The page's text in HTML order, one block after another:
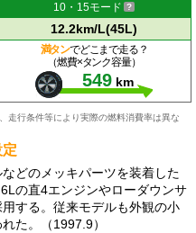
10・15モード
12.2km/L(45L)
満タンでどこまで走る？
（燃費×タンク容量）
549 km
走行条件等により実際の燃料消費率は異な
どのメッキパーツを装着した
の直4エンジンやローダウンサ
する。従来モデルも外観の小
た。（1997.9）